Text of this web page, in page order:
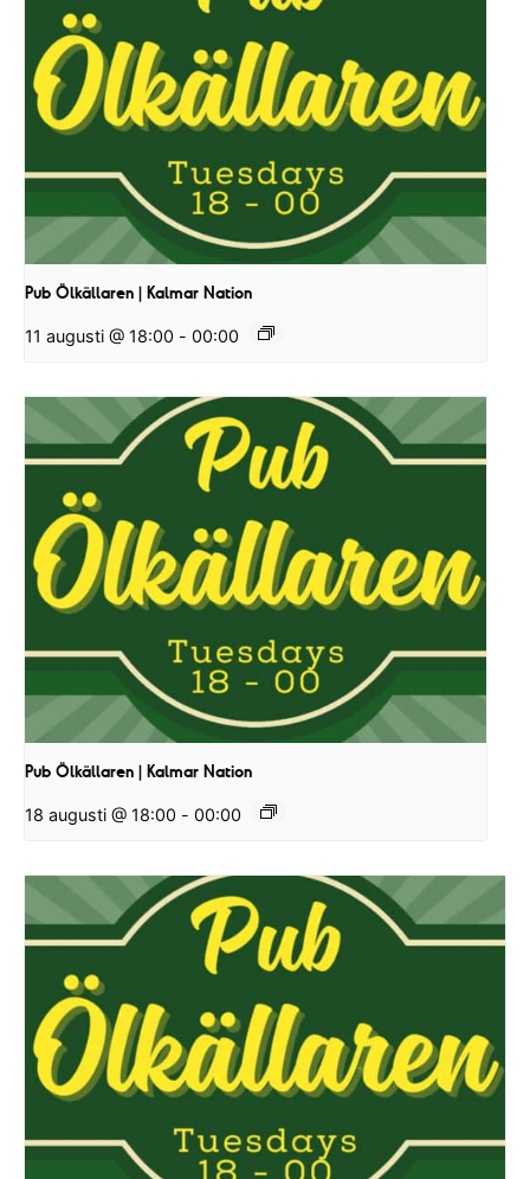
Pub Ölkällaren | Kalmar Nation
11 augusti @ 18:00 - 00:00
Pub Ölkällaren | Kalmar Nation
18 augusti @ 18:00 - 00:00